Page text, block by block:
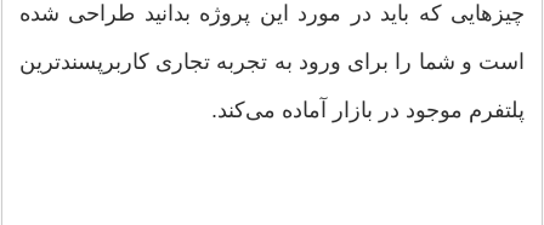
چیزهایی که باید در مورد این پروژه بدانید طراحی شده
است و شما را برای ورود به تجربه تجاری کاربرپسندترین
پلتفرم موجود در بازار آماده می‌کند.